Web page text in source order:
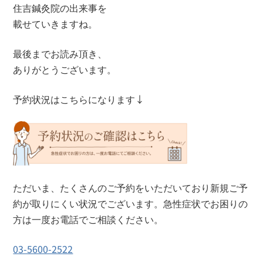
住吉鍼灸院の出来事を
載せていきますね。
最後までお読み頂き、
ありがとうございます。
予約状況はこちらになります↓
ただいま、たくさんのご予約をいただいており新規ご予
約が取りにくい状況でございます。急性症状でお困りの
方は一度お電話でご相談ください。
03-5600-2522